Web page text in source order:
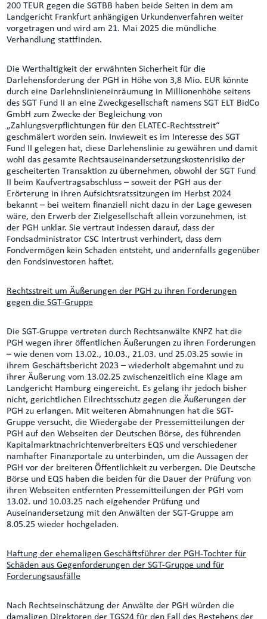
200 TEUR gegen die SGTBB haben beide Seiten in dem am
Landgericht Frankfurt anhängigen Urkundenverfahren weiter
vorgetragen und wird am 21. Mai 2025 die mündliche
Verhandlung stattfinden.
Die Werthaltigkeit der erwähnten Sicherheit für die
Darlehensforderung der PGH in Höhe von 3,8 Mio. EUR könnte
durch eine Darlehnslinieneinräumung in Millionenhöhe seitens
des SGT Fund II an eine Zweckgesellschaft namens SGT ELT BidCo
GmbH zum Zwecke der Begleichung von
„Zahlungsverpflichtungen für den ELATEC-Rechtsstreit“
geschmälert worden sein. Inwieweit es im Interesse des SGT
Fund II gelegen hat, diese Darlehenslinie zu gewähren und damit
wohl das gesamte Rechtsauseinandersetzungskostenrisiko der
gescheiterten Transaktion zu übernehmen, obwohl der SGT Fund
II beim Kaufvertragsabschluss – soweit der PGH aus der
Erörterung in ihren Aufsichtsratssitzungen im Herbst 2024
bekannt – bei weitem finanziell nicht dazu in der Lage gewesen
wäre, den Erwerb der Zielgesellschaft allein vorzunehmen, ist
der PGH unklar. Sie vertraut indessen darauf, dass der
Fondsadministrator CSC Intertrust verhindert, dass dem
Fondvermögen kein Schaden entsteht, und andernfalls gegenüber
den Fondsinvestoren haftet.
Rechtsstreit um Äußerungen der PGH zu ihren Forderungen
gegen die SGT-Gruppe
Die SGT-Gruppe vertreten durch Rechtsanwälte KNPZ hat die
PGH wegen ihrer öffentlichen Äußerungen zu ihren Forderungen
– wie denen vom 13.02., 10.03., 21.03. und 25.03.25 sowie in
ihrem Geschäftsbericht 2023 – wiederholt abgemahnt und zu
ihrer Äußerung vom 13.02.25 zwischenzeitlich eine Klage am
Landgericht Hamburg eingereicht. Es gelang ihr jedoch bisher
nicht, gerichtlichen Eilrechtsschutz gegen die Äußerungen der
PGH zu erlangen. Mit weiteren Abmahnungen hat die SGT-
Gruppe versucht, die Wiedergabe der Pressemitteilungen der
PGH auf den Webseiten der Deutschen Börse, des führenden
Kapitalmarktnachrichtenverbreiters EQS und verschiedener
namhafter Finanzportale zu unterbinden, um die Aussagen der
PGH vor der breiteren Öffentlichkeit zu verbergen. Die Deutsche
Börse und EQS haben die beiden für die Dauer der Prüfung von
ihren Webseiten entfernten Pressemitteilungen der PGH vom
13.02. und 10.03.25 nach eigehender Prüfung und
Auseinandersetzung mit den Anwälten der SGT-Gruppe am
8.05.25 wieder hochgeladen.
Haftung der ehemaligen Geschäftsführer der PGH-Tochter für
Schäden aus Gegenforderungen der SGT-Gruppe und für
Forderungsausfälle
Nach Rechtseinschätzung der Anwälte der PGH würden die